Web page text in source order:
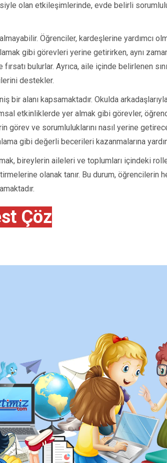
olan etkileşimlerinde, evde belirli
Öğrenciler, kardeşlerine yardımcı
gibi görevleri yerine getirirken, aynı
bulurlar. Ayrıca, aile içinde belirlenen
destekler.
bir alanı kapsamaktadır. Okulda
etkinliklerde yer almak gibi görevler,
görev ve sorumluluklarını nasıl yerine
gibi değerli becerileri kazanmalarına
bireylerin aileleri ve toplumları içindeki
olanak tanır. Bu durum, öğrencilerin
Çöz